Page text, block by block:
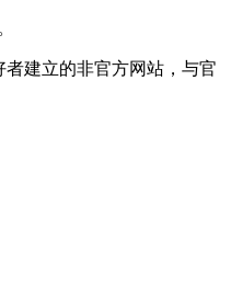
者建立的非官方网站，与官